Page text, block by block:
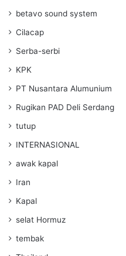
betavo sound system
Cilacap
Serba-serbi
KPK
PT Nusantara Alumunium
Rugikan PAD Deli Serdang
tutup
INTERNASIONAL
awak kapal
Iran
Kapal
selat Hormuz
tembak